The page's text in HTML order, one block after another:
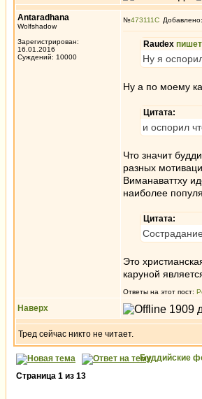
Antaradhana
Wolfshadow
Зарегистрирован:
16.01.2016
Суждений: 10000
№473111
Raudex пишет
Ну я
Ну а по моему
Цитата:
и оспорил
Что значит
разных
Виманаваттху
наиболее
Цитата:
Это
каруной
Ответы на этот пост:
Наверх
Тред сейчас никто не читает.
Буддийские
Страница 1 из 13